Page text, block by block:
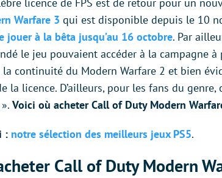
Warfare 3 qui est disponible depuis le 10
jouer à la bêta jusqu’au 16 octobre. Par
le jeu pouvaient accéder à la campagne
la continuité du Modern Warfare 2 et bien
la licence. D’ailleurs, pour les fans du
Voici où acheter Call of Duty Modern
: notre sélection des meilleurs jeux PS5.
Call of Duty Modern